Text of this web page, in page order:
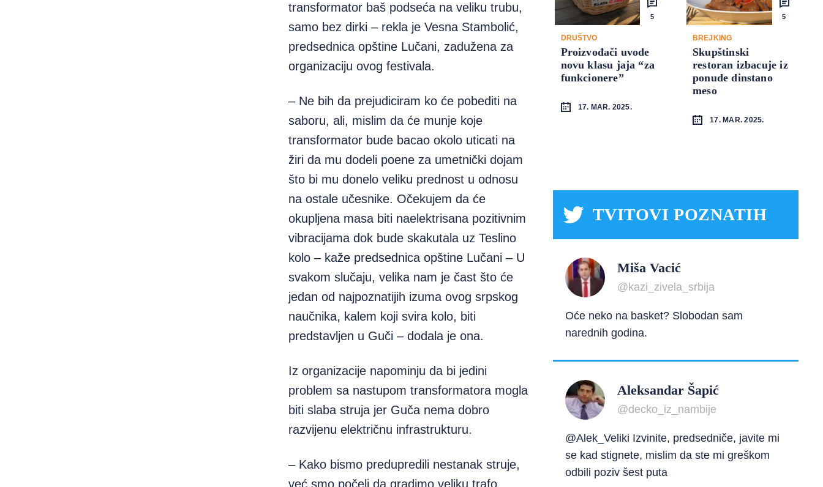
transformator baš podseća na veliku trubu,
samo bez dirki – rekla je Vesna Stambolić,
predsednica opštine Lučani, zadužena za
organizaciju ovog festivala.
– Ne bih da prejudiciram ko će pobediti na
saboru, ali, mislim da će munje koje
transformator bude bacao okolo uticati na
žiri da mu dodeli poene za umetnički dojam
što bi mu donelo veliku prednost u odnosu
na ostale učesnike. Očekujem da će
okupljena masa biti naelektrisana pozitivnim
vibracijama dok bude skakutala uz Teslino
kolo – kaže predsednica opštine Lučani – U
svakom slučaju, velika nam je čast što će
jedan od najpoznatijih izuma ovog srpskog
naučnika, kalem koji svira kolo, biti
predstavljen u Guči – dodala je ona.
Iz organizacije napominju da bi jedini
problem sa nastupom transformatora mogla
biti slaba struja jer Guča nema dobro
razvijenu električnu infrastrukturu.
– Kako bismo predupredili nestanak struje,
već smo počeli da gradimo veliku trafo
5
DRUŠTVO
Proizvođači uvode
novu klasu jaja “za
funkcionere”
17. MAR. 2025.
5
BREJKING
Skupštinski
restoran izbacuje iz
ponude dinstano
meso
17. MAR. 2025.
TVITOVI POZNATIH
Miša Vacić
@kazi_zivela_srbija
Oće neko na basket? Slobodan sam
narednih godina.
Aleksandar Šapić
@decko_iz_nambije
@Alek_Veliki Izvinite, predsedniče, javite mi
se kad stignete, mislim da ste mi greškom
odbili poziv šest puta